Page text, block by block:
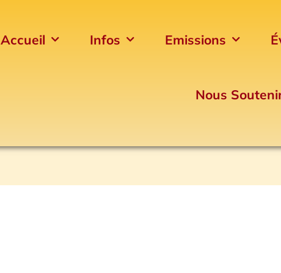
Accueil Infos Emissions
Nous